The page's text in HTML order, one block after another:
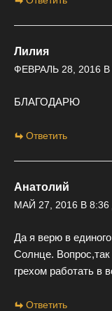
Лилия
ФЕВРАЛЬ 28, 2016 В
БЛАГОДАРЮ
Ответить
Анатолий
МАЙ 27, 2016 В 8:36
Да я верю в
Солнце.
грехом работать в
Ответить